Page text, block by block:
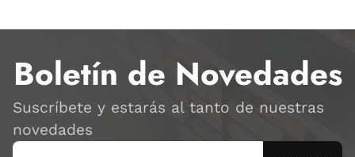
Boletín de Novedades
Suscríbete y estarás al tanto de nuestras
novedades